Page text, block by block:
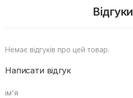
Відгуки
Немає відгуків про цей товар.
Написати відгук
ім'я